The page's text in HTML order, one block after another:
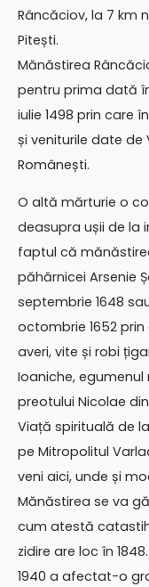
Râncăciov, la 7 km
Pitești.
Mănăstirea
pentru prima dată
iulie 1498 prin care
și veniturile date de
Românești.
O altă mărturie o
deasupra ușii de la
faptul că
păhărnicei Arsenie
septembrie 1648
octombrie 1652
averi, vite și robi
Ioaniche, egumenul
preotului Nicolae
Viață spirituală de
pe Mitropolitul
veni aici, unde și
Mănăstirea se va
cum atestă
zidire are loc în
1940 a afectat-o